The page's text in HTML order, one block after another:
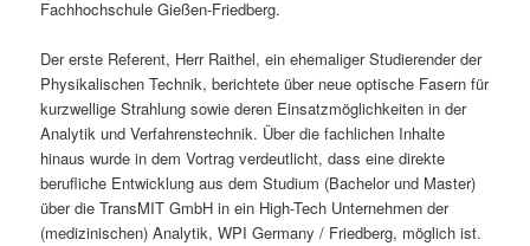
Fachhochschule Gießen-Friedberg.
Der erste Referent, Herr Raithel, ein ehemaliger Studierender der
Physikalischen Technik, berichtete über neue optische Fasern für
kurzwellige Strahlung sowie deren Einsatzmöglichkeiten in der
Analytik und Verfahrenstechnik. Über die fachlichen Inhalte
hinaus wurde in dem Vortrag verdeutlicht, dass eine direkte
berufliche Entwicklung aus dem Studium (Bachelor und Master)
über die TransMIT GmbH in ein High-Tech Unternehmen der
(medizinischen) Analytik, WPI Germany / Friedberg, möglich ist.